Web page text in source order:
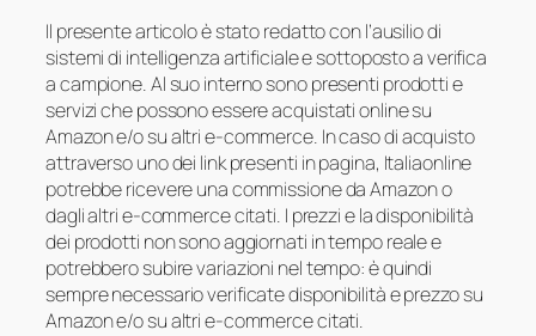
Il presente articolo è stato redatto con l’ausilio di
sistemi di intelligenza artificiale e sottoposto a verifica
a campione. Al suo interno sono presenti prodotti e
servizi che possono essere acquistati online su
Amazon e/o su altri e-commerce. In caso di acquisto
attraverso uno dei link presenti in pagina, Italiaonline
potrebbe ricevere una commissione da Amazon o
dagli altri e-commerce citati. I prezzi e la disponibilità
dei prodotti non sono aggiornati in tempo reale e
potrebbero subire variazioni nel tempo: è quindi
sempre necessario verificate disponibilità e prezzo su
Amazon e/o su altri e-commerce citati.